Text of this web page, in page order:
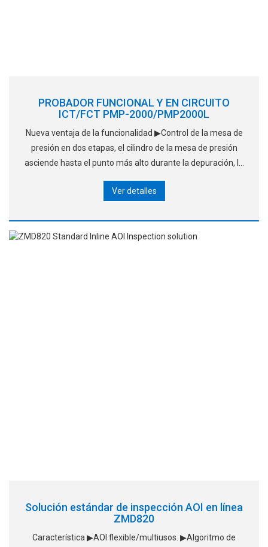
PROBADOR FUNCIONAL Y EN CIRCUITO
ICT/FCT PMP-2000/PMP2000L
Nueva ventaja de la funcionalidad ▶Control de la mesa de
presión en dos etapas, el cilindro de la mesa de presión
asciende hasta el punto más alto durante la depuración, lo
proceso de operación automática,
Ver detalles
Solución estándar de inspección AOI en línea
ZMD820
Característica ▶AOI flexible/multiusos. ▶Algoritmo de